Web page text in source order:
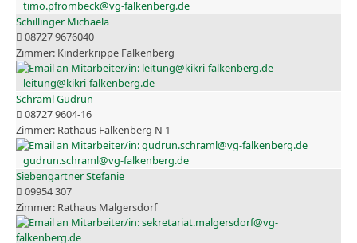
timo.pfrombeck@vg-falkenberg.de
Schillinger Michaela
08727 9676040
Kinderkrippe Falkenberg
leitung@kikri-falkenberg.de
Schraml Gudrun
08727 9604-16
Rathaus Falkenberg N 1
gudrun.schraml@vg-falkenberg.de
Siebengartner Stefanie
09954 307
Rathaus Malgersdorf